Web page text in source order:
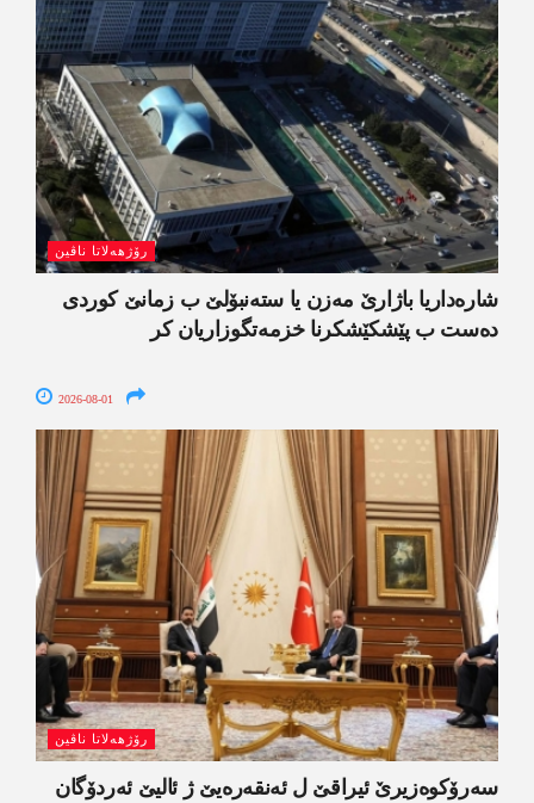
رۆژھەلاتا ناڤین
شارەداریا باژارێ مەزن یا ستەنبۆلێ ب زمانێ کوردی
دەست ب پێشکێشکرنا خزمەتگوزاریان کر
2026-08-01
رۆژھەلاتا ناڤین
سەرۆکوەزیرێ ئیراقێ ل ئەنقەرەیێ ژ ئالیێ ئەردۆگان